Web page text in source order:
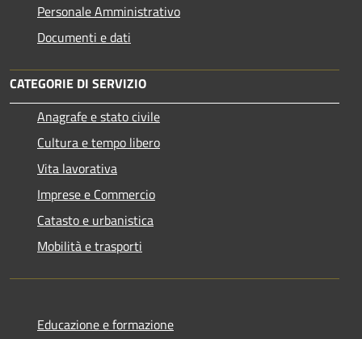
Personale Amministrativo
Documenti e dati
CATEGORIE DI SERVIZIO
Anagrafe e stato civile
Cultura e tempo libero
Vita lavorativa
Imprese e Commercio
Catasto e urbanistica
Mobilità e trasporti
Educazione e formazione